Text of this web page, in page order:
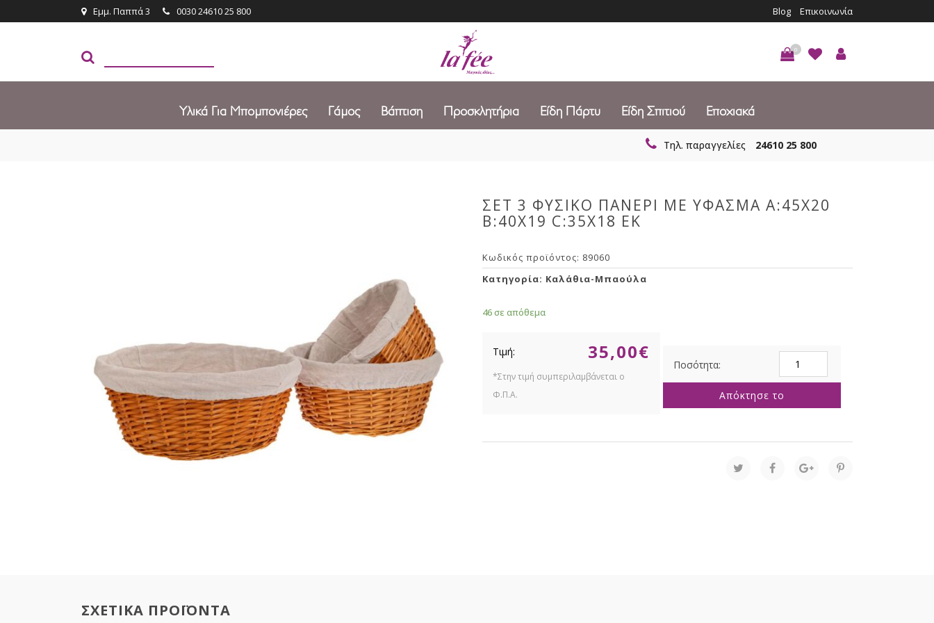
Εμμ. Παππά 3 0030 24610 25 800 Blog Επικοινωνία
0
Υλικά Για Μπομπονιέρες Γάμος Βάπτιση Προσκλητήρια Είδη Πάρτυ Είδη Σπιτιού Εποχιακά
Τηλ. παραγγελίες 24610 25 800
ΣΕΤ 3 ΦΥΣΙΚΟ ΠΑΝΕΡΙ ΜΕ ΥΦΑΣΜΑ A:45X20
B:40X19 C:35X18 ΕΚ
Κωδικός προϊόντος: 89060
Κατηγορία: Καλάθια-Μπαούλα
46 σε απόθεμα
35,00€
ΦΥΣΙΚΟ
ΠΑΝΕΡΙ
ΜΕ
A:45X20
C:35X18
Απόκτησε το
ΣΧΕΤΙΚΑ ΠΡΟΪΟΝΤΑ